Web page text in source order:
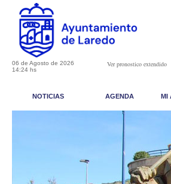
06 de Agosto de 2026
14:24 hs
Ver pronostico extendido
NOTICIAS AGENDA MI